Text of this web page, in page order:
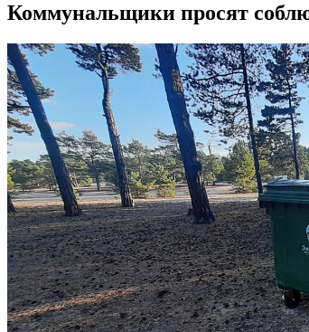
Коммунальщики просят